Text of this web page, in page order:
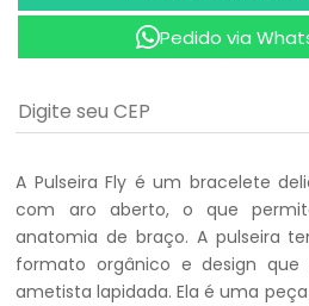
Pedido via
A Pulseira Fly é um bracelete
com aro aberto, o que
anatomia de braço. A pulseira
formato orgânico e design
ametista lapidada. Ela é uma